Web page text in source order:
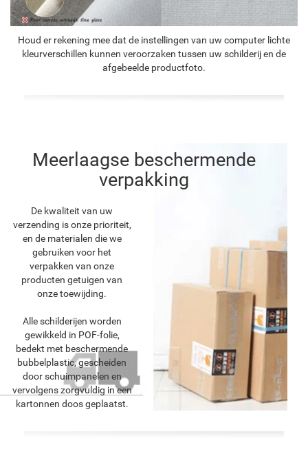
Houd er rekening mee dat de instellingen van uw computer lichte
kleurverschillen kunnen veroorzaken tussen uw schilderij en de
afgebeelde productfoto.
Meerlaagse beschermende
verpakking
De kwaliteit van uw
verzending is onze prioriteit,
en de materialen die we
gebruiken voor het
verpakken van onze
producten getuigen van
onze toewijding.
Alle schilderijen worden
gewikkeld in POF-folie,
bedekt met beschermende
bubbelplastic, gescheiden
door schuimpanelen en
vervolgens zorgvuldig in een
kartonnen doos geplaatst.